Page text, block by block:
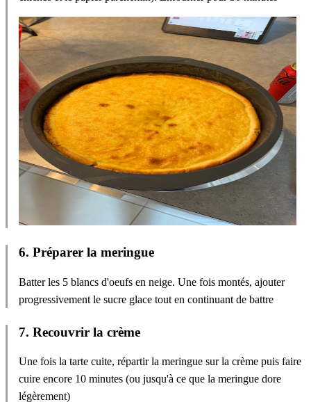
6. Préparer la meringue
Batter les 5 blancs d'oeufs en neige. Une fois montés, ajouter
progressivement le sucre glace tout en continuant de battre
7. Recouvrir la crème
Une fois la tarte cuite, répartir la meringue sur la crème puis faire
cuire encore 10 minutes (ou jusqu'à ce que la meringue dore
légèrement)